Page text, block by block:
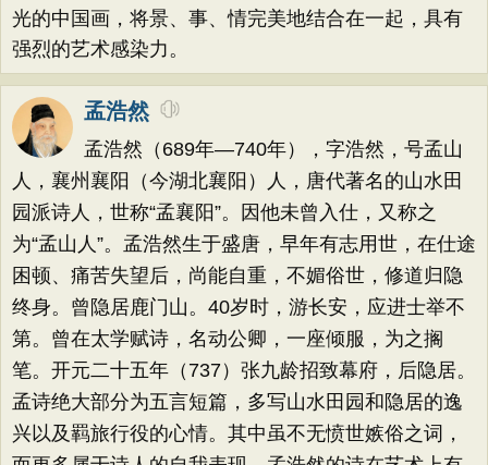
光的中国画，将景、事、情完美地结合在一起，具有
强烈的艺术感染力。
孟浩然
孟浩然（689年—740年），字浩然，号孟山
人，襄州襄阳（今湖北襄阳）人，唐代著名的山水田
园派诗人，世称“孟襄阳”。因他未曾入仕，又称之
为“孟山人”。孟浩然生于盛唐，早年有志用世，在仕途
困顿、痛苦失望后，尚能自重，不媚俗世，修道归隐
终身。曾隐居鹿门山。40岁时，游长安，应进士举不
第。曾在太学赋诗，名动公卿，一座倾服，为之搁
笔。开元二十五年（737）张九龄招致幕府，后隐居。
孟诗绝大部分为五言短篇，多写山水田园和隐居的逸
兴以及羁旅行役的心情。其中虽不无愤世嫉俗之词，